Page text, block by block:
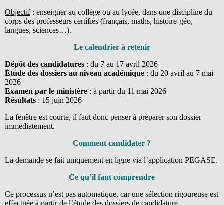
Objectif: enseigner au collège ou au lycée, dans une discipline du
corps des professeurs certifiés (français, maths, histoire-géo,
langues, sciences…).
Le calendrier à retenir
Dépôt des candidatures : du 7 au 17 avril 2026
Étude des dossiers au niveau académique : du 20 avril au 7 mai
2026
Examen par le ministère : à partir du 11 mai 2026
Résultats : 15 juin 2026
La fenêtre est courte, il faut donc penser à préparer son dossier
immédiatement.
Comment candidater ?
La demande se fait uniquement en ligne via l’application PEGASE.
Ce qu’il faut comprendre
Ce processus n’est pas automatique, car une sélection rigoureuse est
effectuée à partir de l’étude des dossiers de candidature.